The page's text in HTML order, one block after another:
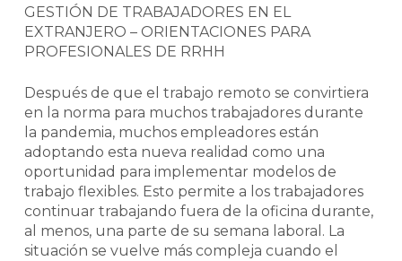
GESTIÓN DE TRABAJADORES EN EL
EXTRANJERO – ORIENTACIONES PARA
PROFESIONALES DE RRHH
Después de que el trabajo remoto se convirtiera
en la norma para muchos trabajadores durante
la pandemia, muchos empleadores están
adoptando esta nueva realidad como una
oportunidad para implementar modelos de
trabajo flexibles. Esto permite a los trabajadores
continuar trabajando fuera de la oficina durante,
al menos, una parte de su semana laboral. La
situación se vuelve más compleja cuando el